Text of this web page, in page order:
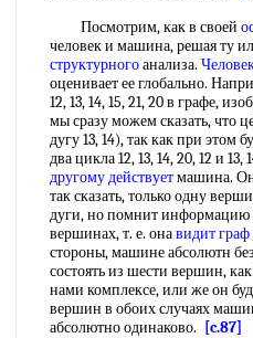
Посмотрим, как в своей
человек и машина, решая ту
структурногоанализа.
оценивает ее глобально.
12, 13, 14, 15, 21, 20 в графе,
мы сразу можем сказать, что
дугу 13, 14), так как при этом
два цикла 12, 13, 14, 20, 12 и 13,
другому действуетмашина.
так сказать, только одну
дуги, но помнит информацию
вершинах, т. е. онавидит граф
стороны, машине абсолютн
состоять из шести вершин,
нами комплексе, или же он
вершин в обоих случаях
абсолютно одинаково.
[c.87]